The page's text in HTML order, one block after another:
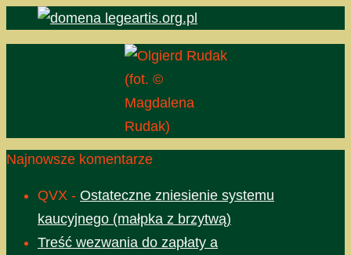
(fot. ©
Magdalena
Rudak)
Najnowsze komentarze
QVX - Ostateczne zniesienie systemu
kaucyjnego (małpka z brzytwą)
Treść wezwania do zapłaty a